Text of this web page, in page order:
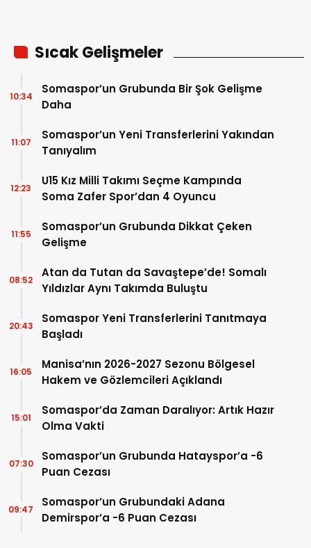
Sıcak Gelişmeler
Somaspor’un Grubunda Bir Şok Gelişme
Daha
10:34
Somaspor’un Yeni Transferlerini Yakından
Tanıyalım
11:07
U15 Kız Milli Takımı Seçme Kampında
Soma Zafer Spor’dan 4 Oyuncu
12:23
Somaspor’un Grubunda Dikkat Çeken
Gelişme
11:55
Atan da Tutan da Savaştepe’de! Somalı
Yıldızlar Aynı Takımda Buluştu
08:52
Somaspor Yeni Transferlerini Tanıtmaya
Başladı
20:43
Manisa’nın 2026-2027 Sezonu Bölgesel
Hakem ve Gözlemcileri Açıklandı
16:05
Somaspor’da Zaman Daralıyor: Artık Hazır
Olma Vakti
15:01
Somaspor’un Grubunda Hatayspor’a -6
Puan Cezası
07:30
Somaspor’un Grubundaki Adana
Demirspor’a -6 Puan Cezası
09:47